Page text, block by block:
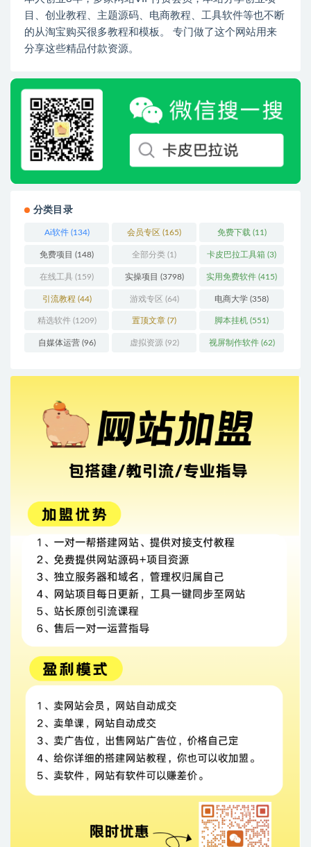
目、创业教程、主题源码、电商教程、工具软件等也不断
的从淘宝购买很多教程和模板。 专门做了这个网站用来
分享这些精品付款资源。
分类目录
Ai软件(134) 会员专区 (165) 免费下载 (11)
免费项目 (148) 全部分类 (1) 卡皮巴拉工具箱 (3)
在线工具 (159) 实操项目 (3798) 实用免费软件 (415)
引流教程 (44) 游戏专区 (64) 电商大学 (358)
精选软件(1209) 置顶文章 (7) 脚本挂机 (551)
自媒体运营(96) 虚拟资源 (92) 视屏制作软件(62)